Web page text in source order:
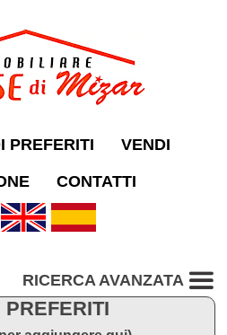
PREFERITI VENDI
CONTATTI
RICERCA AVANZATA
PREFERITI